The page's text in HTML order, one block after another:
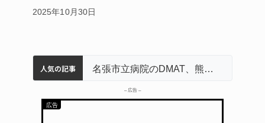
2025年10月30日
人気の記事
名張市水道料金47％値上げへ 答申案、審議会で大筋まとまる
器物損壊容疑で83歳女逮捕 伊賀署
中学校の陶壁モニュメント 地元建設会社がボランティアで清掃 伊賀
名張市立病院のDMAT、熊本地震の被災地へ 能登以来3回目の派遣 「息子が妊娠させた」母娘だまされ400万円詐欺被害 名張
– 広告 –